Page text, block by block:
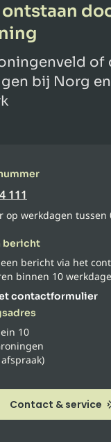
of
bij Norg en
111
op werkdagen tussen
bericht
bericht via het
binnen 10
contactformulier
10
Contact & service